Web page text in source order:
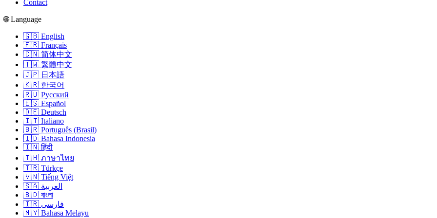
Contact
🌐 Language
🇬🇧 English
🇫🇷 Français
🇨🇳 简体中文
🇹🇼 繁體中文
🇯🇵 日本語
🇰🇷 한국어
🇷🇺 Русский
🇪🇸 Español
🇩🇪 Deutsch
🇮🇹 Italiano
🇧🇷 Português (Brasil)
🇮🇩 Bahasa Indonesia
🇮🇳 हिंदी
🇹🇭 ภาษาไทย
🇹🇷 Türkçe
🇻🇳 Tiếng Việt
🇸🇦 العربية
🇧🇩 বাংলা
🇮🇷 فارسی
🇲🇾 Bahasa Melayu